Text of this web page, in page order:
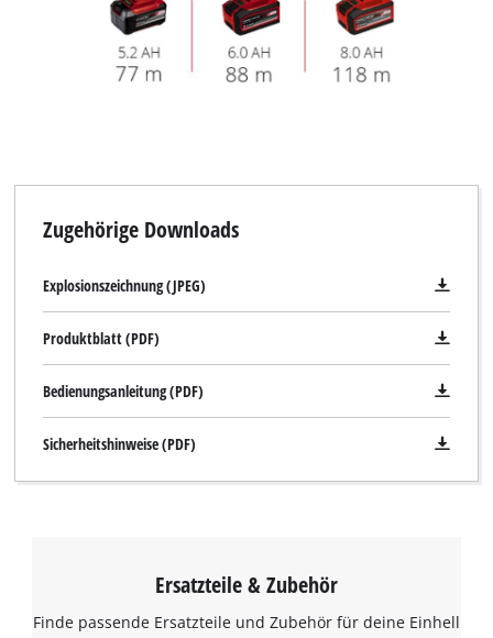
Zugehörige Downloads
Explosionszeichnung (JPEG)
Produktblatt (PDF)
Bedienungsanleitung (PDF)
Sicherheitshinweise (PDF)
Ersatzteile & Zubehör
Finde passende Ersatzteile und Zubehör für deine Einhell